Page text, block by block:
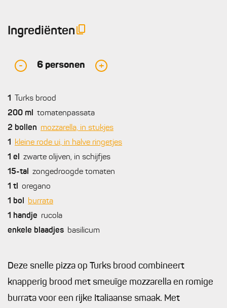
Ingrediënten
- 6 personen +
1
Turks brood
200 ml
tomatenpassata
2 bollen mozzarella, in stukjes
1
kleine rode ui, in halve ringetjes
1 el
zwarte olijven, in schijfjes
15-tal
zongedroogde tomaten
1 tl
oregano
1 bol
burrata
1 handje rucola
enkele blaadjes basilicum
Deze snelle pizza op Turks brood combineert
knapperig brood met smeuïge mozzarella en romige
burrata voor een rijke Italiaanse smaak. Met